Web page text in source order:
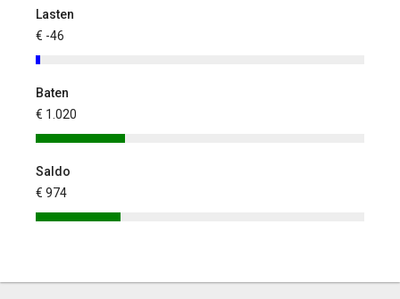
Lasten
€ -46
Baten
€ 1.020
Saldo
€ 974